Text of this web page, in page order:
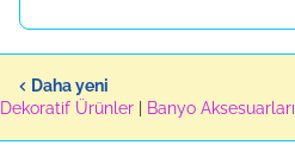
Daha yeni
Dekoratif Ürünler
Banyo Aksesuarları